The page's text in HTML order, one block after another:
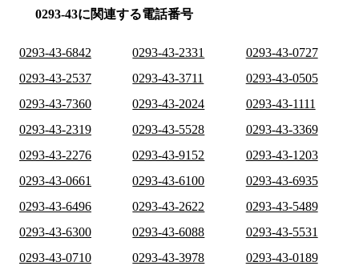
0293-43に関連する電話番号
0293-43-6842 0293-43-2331
0293-43-0727
0293-43-2537
0293-43-3711
0293-43-0505
0293-43-7360
0293-43-2024
0293-43-1111
0293-43-2319
0293-43-5528
0293-43-3369
0293-43-2276
0293-43-9152
0293-43-1203
0293-43-0661
0293-43-6100
0293-43-6935
0293-43-6496
0293-43-2622
0293-43-5489
0293-43-6300
0293-43-6088
0293-43-5531
0293-43-0710
0293-43-3978
0293-43-0189